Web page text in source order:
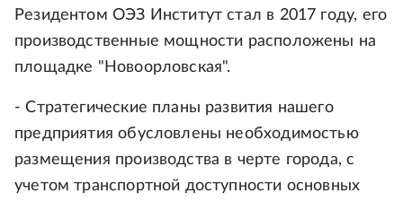
Резидентом ОЭЗ Институт стал в 2017 году, его
производственные мощности расположены на
площадке "Новоорловская".
- Стратегические планы развития нашего
предприятия обусловлены необходимостью
размещения производства в черте города, с
учетом транспортной доступности основных